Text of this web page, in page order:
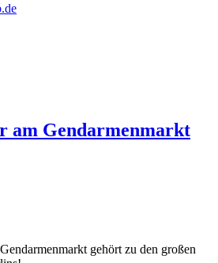
am Gendarmenmarkt
gehört zu den großen